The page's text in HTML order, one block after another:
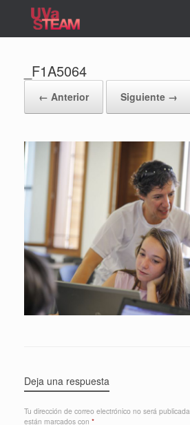
contenido
_F1A5064
← Anterior Siguiente →
Deja una respuesta
Tu dirección de correo electrónico no será publicada.
están marcados con *